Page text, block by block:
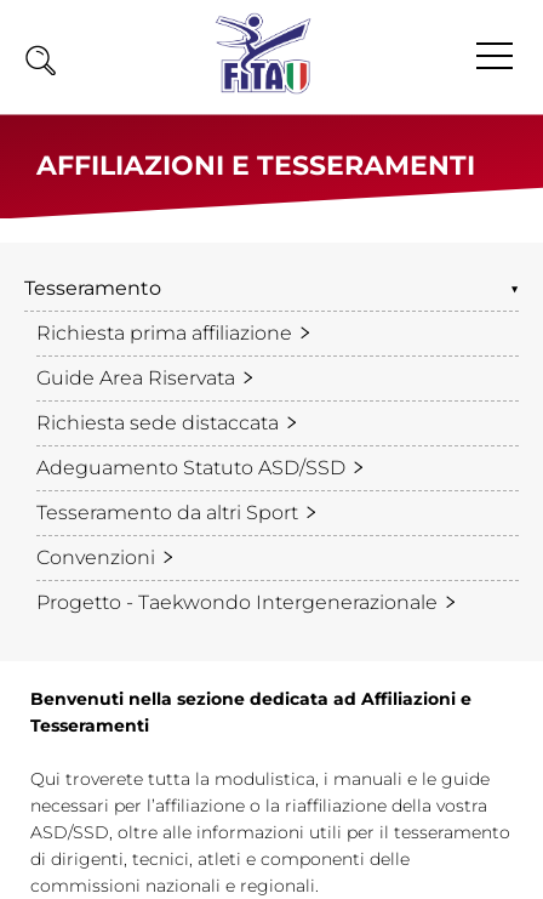
News
Olimpiadi
Atleti
Atleti Combattimento
Atleti Poomsae e Freestyle
Atleti Parataekwondo
Competizioni
Tesseramento
Amministrazione
Salute
Rivista Olympic Dream
AFFILIAZIONI E TESSERAMENTI
▼
Tesseramento
Richiesta prima affiliazione
Guide Area Riservata
Richiesta sede distaccata
Adeguamento Statuto ASD/SSD
Tesseramento da altri Sport
Convenzioni
Progetto - Taekwondo Intergenerazionale
Benvenuti nella sezione dedicata ad Affiliazioni e
Tesseramenti
Qui troverete tutta la modulistica, i manuali e le guide
necessari per l’affiliazione o la riaffiliazione della vostra
ASD/SSD, oltre alle informazioni utili per il tesseramento
di dirigenti, tecnici, atleti e componenti delle
commissioni nazionali e regionali.